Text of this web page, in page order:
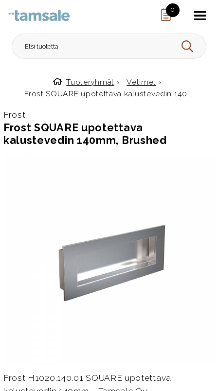
0
HAE
Etusivulle
Tuoteryhmät › Vetimet ›
Frost SQUARE upotettava kalustevedin 140...
Frost
Frost SQUARE upotettava
kalustevedin 140mm, Brushed
Frost H1020.140.01 SQUARE upotettava